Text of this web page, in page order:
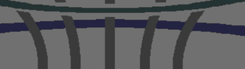
Energy grids
Energy storage